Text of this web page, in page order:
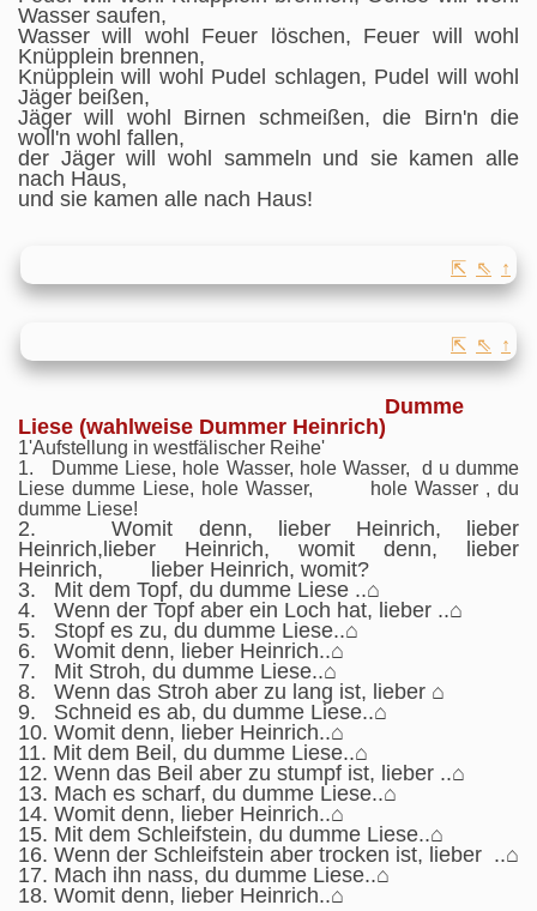
Wasser saufen,
Wasser will wohl Feuer löschen, Feuer will wohl
Knüpplein brennen,
Knüpplein will wohl Pudel schlagen, Pudel will wohl
Jäger beißen,
Jäger will wohl Birnen schmeißen, die Birn'n die
woll'n wohl fallen,
der Jäger will wohl sammeln und sie kamen alle
nach Haus,
und sie kamen alle nach Haus!
⇱ ⇖ ↑
⇱ ⇖ ↑
Dumme
Liese (wahlweise Dummer Heinrich)
1'Aufstellung in westfälischer Reihe'
1. Dumme Liese, hole Wasser, hole Wasser, d u dumme
Liese dumme Liese, hole Wasser, hole Wasser , du
dumme Liese!
2. Womit denn, lieber Heinrich, lieber
Heinrich,lieber Heinrich, womit denn, lieber
Heinrich, lieber Heinrich, womit?
3. Mit dem Topf, du dumme Liese ..⌂
4. Wenn der Topf aber ein Loch hat, lieber ..⌂
5. Stopf es zu, du dumme Liese..⌂
6. Womit denn, lieber Heinrich..⌂
7. Mit Stroh, du dumme Liese..⌂
8. Wenn das Stroh aber zu lang ist, lieber ⌂
9. Schneid es ab, du dumme Liese..⌂
10. Womit denn, lieber Heinrich..⌂
11. Mit dem Beil, du dumme Liese..⌂
12. Wenn das Beil aber zu stumpf ist, lieber ..⌂
13. Mach es scharf, du dumme Liese..⌂
14. Womit denn, lieber Heinrich..⌂
15. Mit dem Schleifstein, du dumme Liese..⌂
16. Wenn der Schleifstein aber trocken ist, lieber ..⌂
17. Mach ihn nass, du dumme Liese..⌂
18. Womit denn, lieber Heinrich..⌂